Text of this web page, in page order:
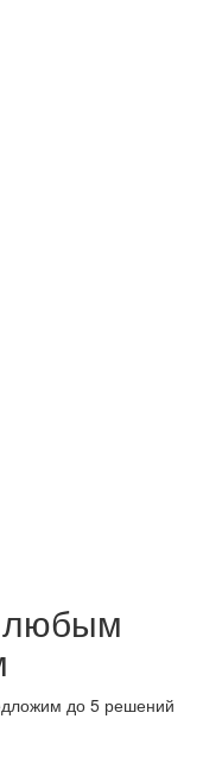
любым
до 5 решений